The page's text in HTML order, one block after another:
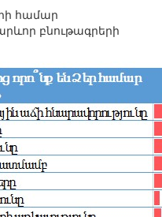
համար
բնութագրերի